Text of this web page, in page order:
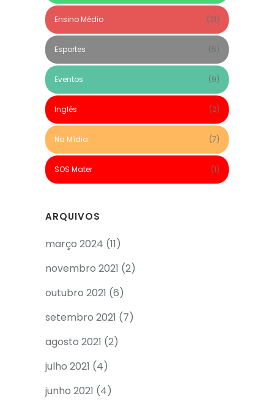
Ensino Médio (21)
Esportes (5)
Eventos (9)
Inglês (2)
Na Mídia (7)
SOS Mater (1)
ARQUIVOS
março 2024 (11)
novembro 2021 (2)
outubro 2021 (6)
setembro 2021 (7)
agosto 2021 (2)
julho 2021 (4)
junho 2021 (4)